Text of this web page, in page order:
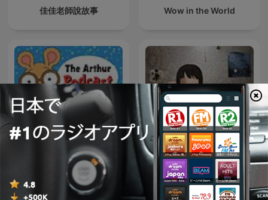
佳佳老師說故事 Wow in the World
The Arthur Podcast นิทานชาดก